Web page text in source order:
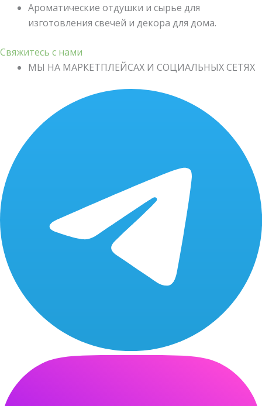
Ароматические отдушки и сырье для
изготовления свечей и декора для дома.
Свяжитесь с нами
МЫ НА МАРКЕТПЛЕЙСАХ И СОЦИАЛЬНЫХ СЕТЯХ